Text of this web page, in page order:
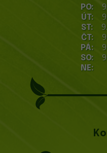
PO:
ÚT:
ST:
ČT:
PÁ:
SO:
NE: